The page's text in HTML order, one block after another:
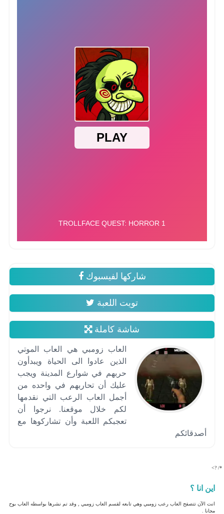
شاركها لفيسبوك
تويت اللعبة
شاشة كاملة
العاب زومبي هي العاب الموتي
الذين عادوا الى الحياة ويبدأون
حربهم في شوارع المدينة ويجب
عليك أن تحاربهم في واحده من
أجمل العاب الرعب التي نقدمها
لكم خلال موقعنا. نرجوا أن
تعجبكم اللعبة وأن تشاركوها مع
أصدقائكم
*/ ?>
اين انا ؟
انت الآن تتصفح العاب رعب زومبي وهي تابعه لقسم العاب زومبي , وقد تم نشرها بواسطه العاب بوح
مجانا .